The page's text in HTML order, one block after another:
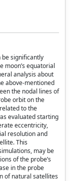
be significantly
moon’s equatorial
analysis about
above-mentioned
the nodal lines of
orbit on the
to the
evaluated starting
eccentricity,
resolution and
This
may be
of the probe’s
in the probe
of natural satellites